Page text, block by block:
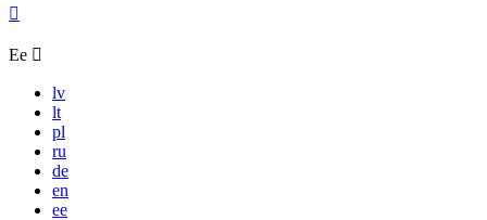
Ee
lv
lt
pl
ru
de
en
ee